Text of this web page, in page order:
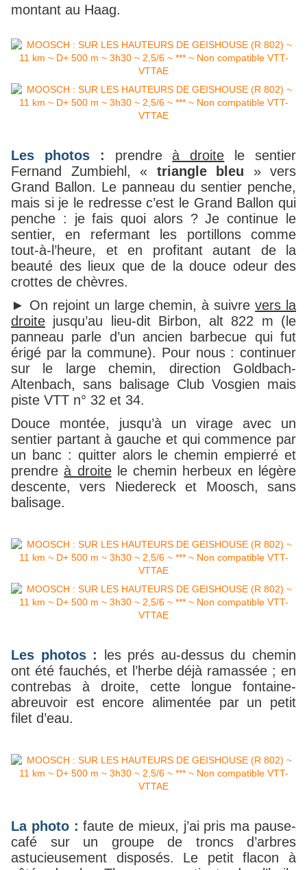
montant au Haag.
Les photos : prendreà droite le sentier
Fernand Zumbiehl, « triangle bleu » vers
Grand Ballon. Le panneau du sentier penche,
mais si je le redresse c’est le Grand Ballon qui
penche : je fais quoi alors ? Je continue le
sentier, en refermant les portillons comme
tout-à-l’heure, et en profitant autant de la
beauté des lieux que de la douce odeur des
crottes de chèvres.
► On rejoint un large chemin, à suivrevers la
droite jusqu’au lieu-dit Birbon, alt 822 m (le
panneau parle d’un ancien barbecue qui fut
érigé par la commune). Pour nous : continuer
sur le large chemin, direction Goldbach-
Altenbach, sans balisage Club Vosgien mais
piste VTT n° 32 et 34.
Douce montée, jusqu’à un virage avec un
sentier partant à gauche et qui commence par
un banc : quitter alors le chemin empierré et
prendreà droitele chemin herbeux en légère
descente, vers Niedereck et Moosch, sans
balisage.
Les photos :
les prés au-dessus du chemin
ont été fauchés, et l’herbe déjà ramassée ; en
contrebas à droite, cette longue fontaine-
abreuvoir est encore alimentée par un petit
filet d’eau.
La photo :faute de mieux, j’ai pris ma pause-
café sur un groupe de troncs d’arbres
astucieusement disposés. Le petit flacon à